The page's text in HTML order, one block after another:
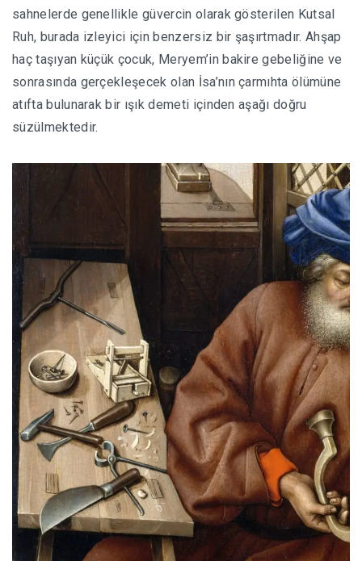
sahnelerde genellikle güvercin olarak gösterilen Kutsal
Ruh, burada izleyici için benzersiz bir şaşırtmadır. Ahşap
haç taşıyan küçük çocuk, Meryem’in bakire gebeliğine ve
sonrasında gerçekleşecek olan İsa’nın çarmıhta ölümüne
atıfta bulunarak bir ışık demeti içinden aşağı doğru
süzülmektedir.